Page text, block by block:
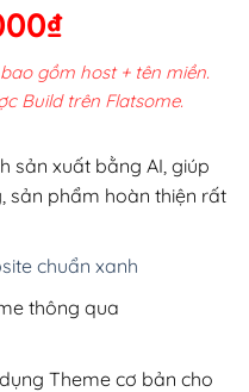
₫Giá
hiện
tại
220,000₫.
gồm host + tên miền.
Build trên Flatsome.
sản xuất bằng AI, giúp
sản phẩm hoàn thiện rất
chuẩn xanh
thông qua
Theme cơ bản cho